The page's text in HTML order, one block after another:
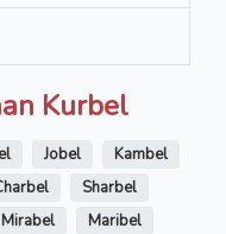
Kurbel
Jobel
Kambel
Sharbel
Mirabel
Maribel